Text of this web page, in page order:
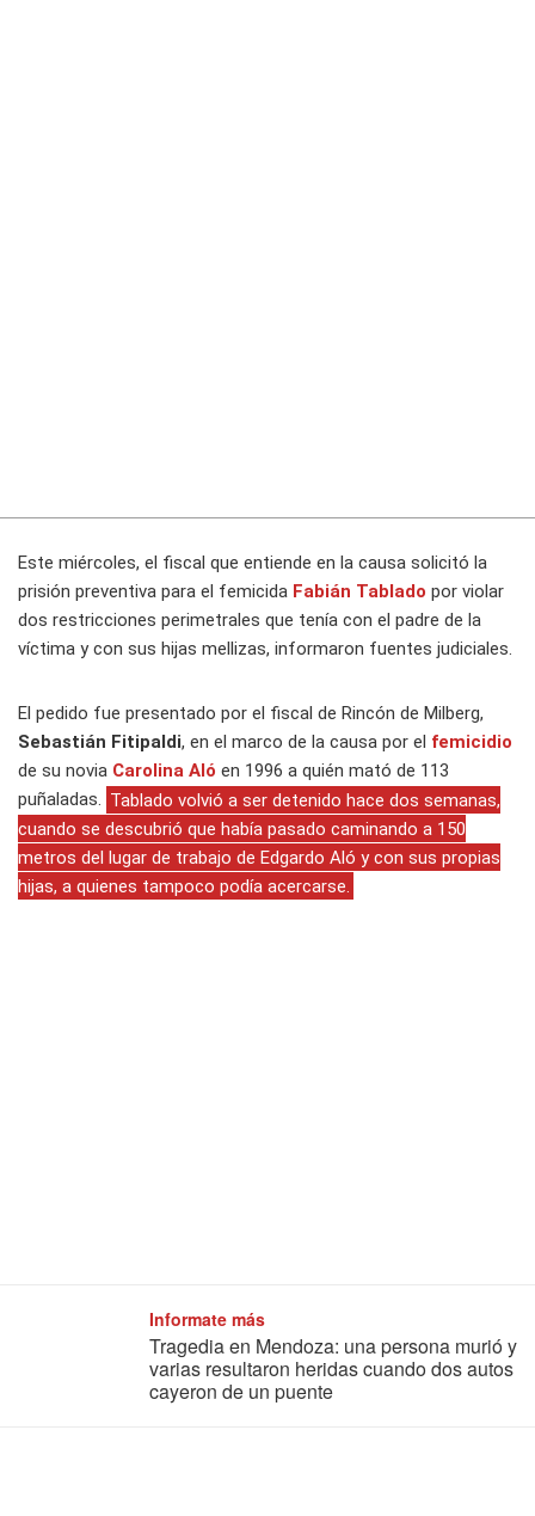
Este miércoles, el fiscal que entiende en la causa solicitó la
prisión preventiva para el femicida Fabián Tablado por violar
dos restricciones perimetrales que tenía con el padre de la
víctima y con sus hijas mellizas, informaron fuentes judiciales.
El pedido fue presentado por el fiscal de Rincón de Milberg,
Sebastián Fitipaldi, en el marco de la causa por el femicidio
de su novia Carolina Aló en 1996 a quién mató de 113
puñaladas. Tablado volvió a ser detenido hace dos semanas,
cuando se descubrió que había pasado caminando a 150
metros del lugar de trabajo de Edgardo Aló y con sus propias
hijas, a quienes tampoco podía acercarse.
Informate más
Tragedia en Mendoza: una persona murió y
varias resultaron heridas cuando dos autos
cayeron de un puente